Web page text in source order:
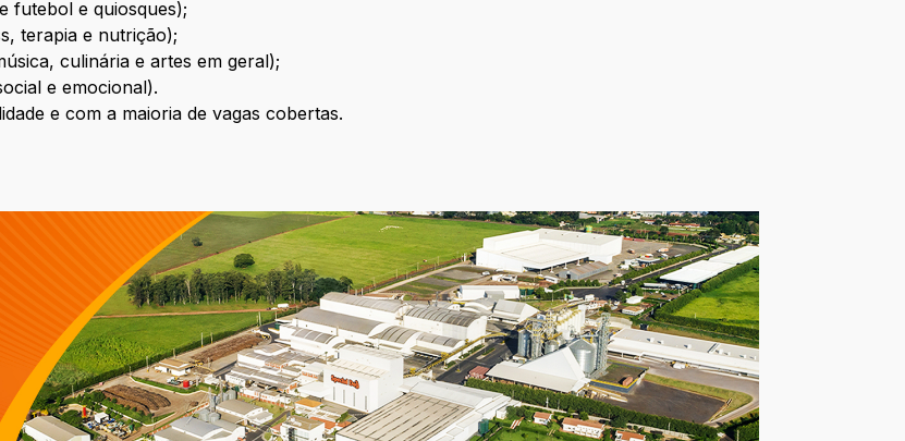
futebol e quiosques);
terapia e nutrição);
culinária e artes em geral);
e emocional).
e com a maioria de vagas cobertas.